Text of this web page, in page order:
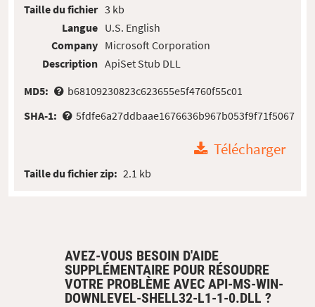
Taille du fichier
Langue
Company
Description
3 kb
U.S. English
Microsoft Corporation
ApiSet Stub DLL
MD5:
b68109230823c623655e5f4760f55c01
SHA-1:
5fdfe6a27ddbaae1676636b967b053f9f71f5067
Télécharger
Taille du fichier zip: 2.1 kb
AVEZ-VOUS BESOIN D'AIDE
SUPPLÉMENTAIRE POUR RÉSOUDRE
VOTRE PROBLÈME AVEC API-MS-WIN-
DOWNLEVEL-SHELL32-L1-1-0.DLL ?